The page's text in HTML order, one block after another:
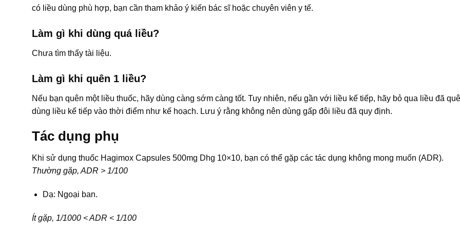
có liều dùng phù hợp, bạn cần tham khảo ý kiến bác sĩ hoặc chuyên viên y tế.
Làm gì khi dùng quá liều?
Chưa tìm thấy tài liệu.
Làm gì khi quên 1 liều?
Nếu bạn quên một liều thuốc, hãy dùng càng sớm càng tốt. Tuy nhiên, nếu gần với liều kế tiếp, hãy bỏ qua liều đã
dùng liều kế tiếp vào thời điểm như kế hoạch. Lưu ý rằng không nên dùng gấp đôi liều đã quy định.
Tác dụng phụ
Khi sử dụng thuốc Hagimox Capsules 500mg Dhg 10×10, bạn có thể gặp các tác dụng không mong muốn (ADR).
Thường gặp, ADR > 1/100
Dạ: Ngoại ban.
Ít gặp, 1/1000 < ADR < 1/100